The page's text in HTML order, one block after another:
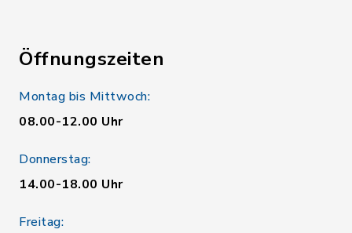
Öffnungszeiten
Montag bis Mittwoch:
08.00-12.00 Uhr
Donnerstag:
14.00-18.00 Uhr
Freitag: